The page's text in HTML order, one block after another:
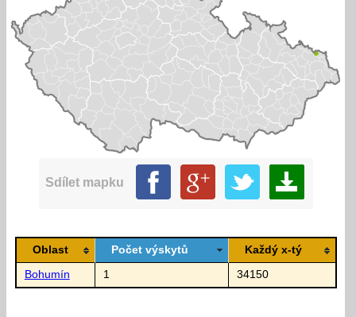
Sdílet mapku
Oblast Počet výskytů Každý x-tý
Bohumín 1 34150